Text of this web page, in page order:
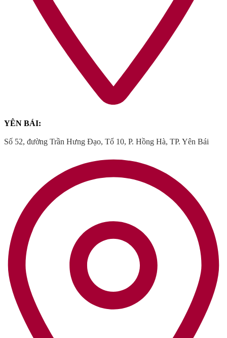
YÊN BÁI:
Số 52, đường Trần Hưng Đạo, Tổ 10, P. Hồng Hà, TP. Yên Bái